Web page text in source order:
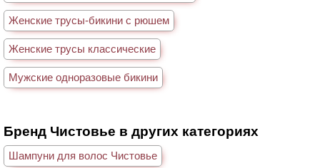
Женские трусы-бикини с рюшем
Женские трусы классические
Мужские одноразовые бикини
Бренд Чистовье в других категориях
Шампуни для волос Чистовье